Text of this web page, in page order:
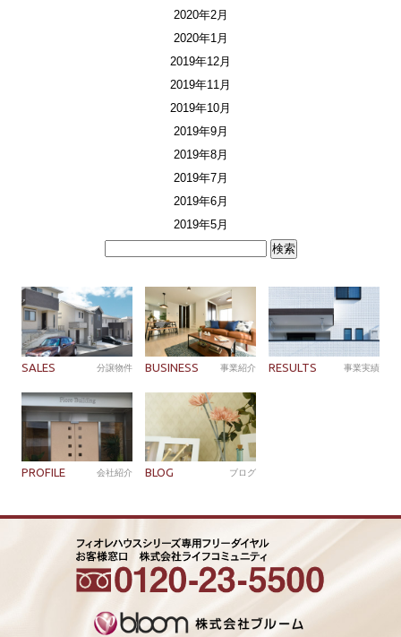
2020年2月
2020年1月
2019年12月
2019年11月
2019年10月
2019年9月
2019年8月
2019年7月
2019年6月
2019年5月
SALES 分譲物件 BUSINESS 事業紹介 RESULTS 事業実績
PROFILE 会社紹介 BLOG ブログ